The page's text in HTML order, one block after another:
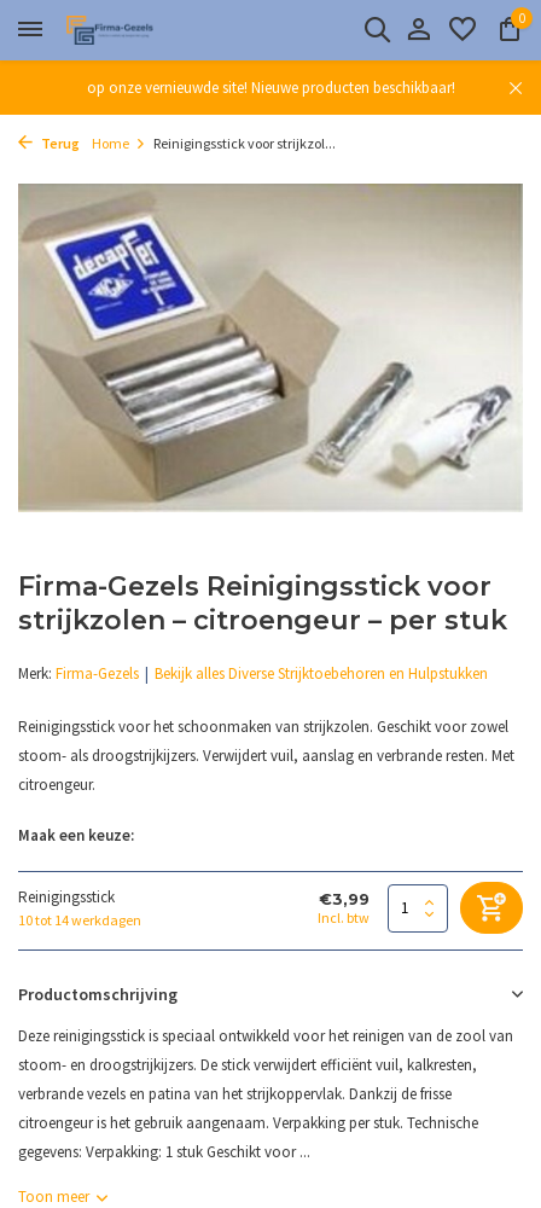
0
op onze vernieuwde site! Nieuwe producten beschikbaar!
Terug Home Reinigingsstick voor strijkzol...
Firma-Gezels Reinigingsstick voor
strijkzolen – citroengeur – per stuk
Merk: Firma-Gezels Bekijk alles Diverse Strijktoebehoren en Hulpstukken
Reinigingsstick voor het schoonmaken van strijkzolen. Geschikt voor zowel
stoom- als droogstrijkijzers. Verwijdert vuil, aanslag en verbrande resten. Met
citroengeur.
Maak een keuze:
Reinigingsstick
10 tot 14 werkdagen
€3,99
Incl. btw
Productomschrijving
Deze reinigingsstick is speciaal ontwikkeld voor het reinigen van de zool van
stoom- en droogstrijkijzers. De stick verwijdert efficiënt vuil, kalkresten,
verbrande vezels en patina van het strijkoppervlak. Dankzij de frisse
citroengeur is het gebruik aangenaam. Verpakking per stuk. Technische
gegevens: Verpakking: 1 stuk Geschikt voor ...
Toon meer